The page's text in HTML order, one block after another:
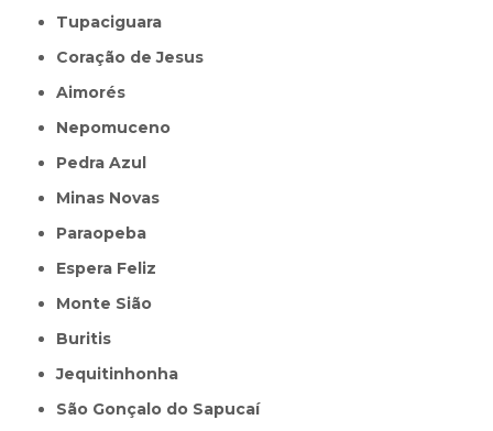
Tupaciguara
Coração de Jesus
Aimorés
Nepomuceno
Pedra Azul
Minas Novas
Paraopeba
Espera Feliz
Monte Sião
Buritis
Jequitinhonha
São Gonçalo do Sapucaí